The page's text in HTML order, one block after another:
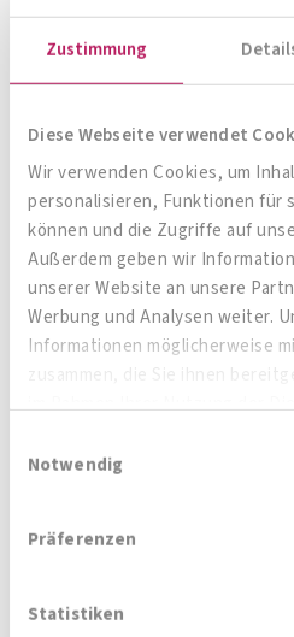
Zustimmung
Diese Webseite verwendet
Wir verwenden Cookies, um
personalisieren, Funktionen für
können und die Zugriffe auf
Außerdem geben wir
unserer Website an unsere
Werbung und Analysen weiter.
Informationen möglicherweise
im Rahmen Ihrer Nutzung der
Notwendig
Präferenzen
Statistiken